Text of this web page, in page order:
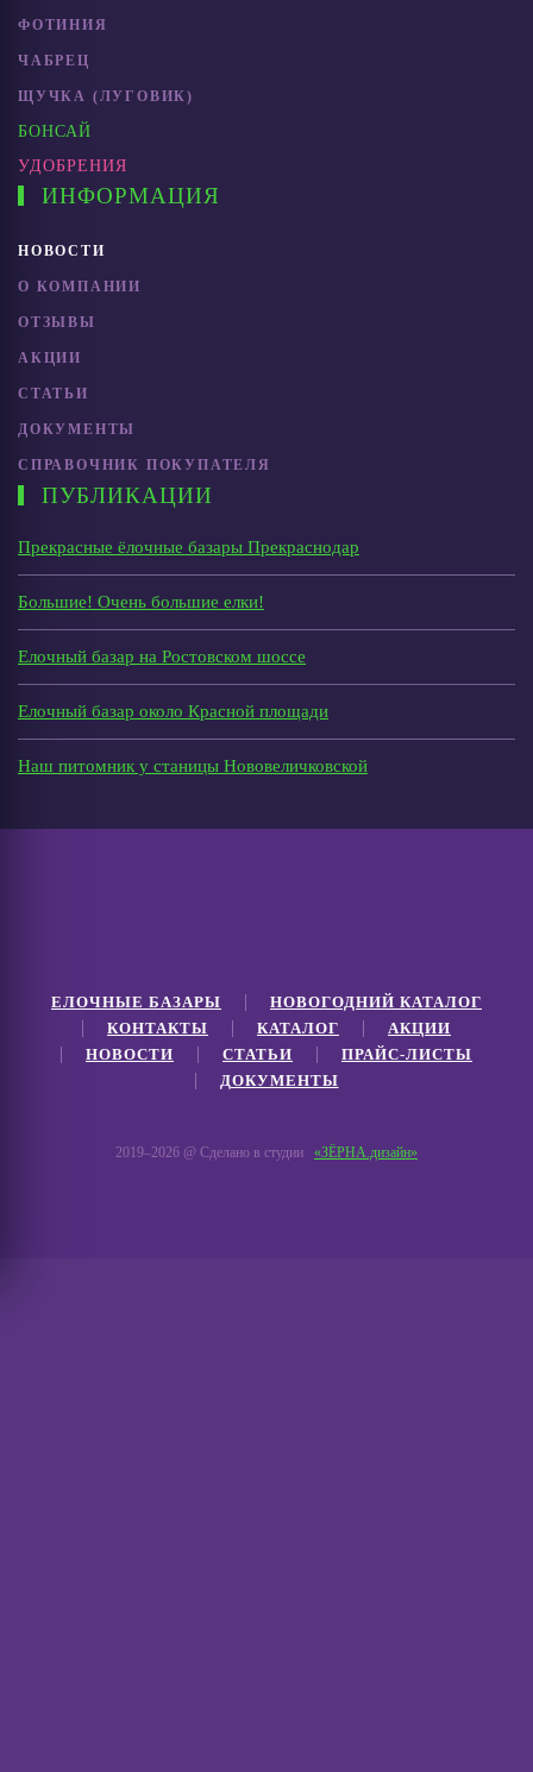
ФОТИНИЯ
ЧАБРЕЦ
ЩУЧКА (ЛУГОВИК)
БОНСАЙ
УДОБРЕНИЯ
ИНФОРМАЦИЯ
НОВОСТИ
О КОМПАНИИ
ОТЗЫВЫ
АКЦИИ
СТАТЬИ
ДОКУМЕНТЫ
СПРАВОЧНИК ПОКУПАТЕЛЯ
ПУБЛИКАЦИИ
Прекрасные ёлочные базары Прекраснодар
Большие! Очень большие елки!
Елочный базар на Ростовском шоссе
Елочный базар около Красной площади
Наш питомник у станицы Нововеличковской
ЕЛОЧНЫЕ БАЗАРЫ
НОВОГОДНИЙ КАТАЛОГ
КОНТАКТЫ
КАТАЛОГ
АКЦИИ
НОВОСТИ
СТАТЬИ
ПРАЙС-ЛИСТЫ
ДОКУМЕНТЫ
2019–2026 @ Сделано в студии «ЗЁРНА.дизайн»